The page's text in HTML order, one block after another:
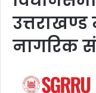
नागरिक